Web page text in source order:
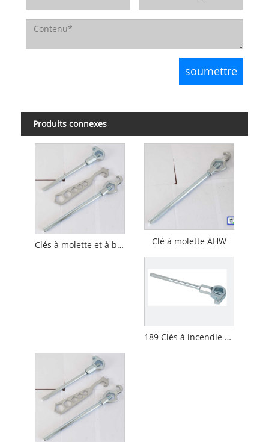
Produits connexes
Clés à molette et à bouche d'incendie Clé à molette AHW
189 Clés à incendie et clés à bouche d'incendie